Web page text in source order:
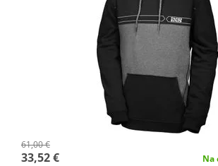
61,00 €
33,52 € Na